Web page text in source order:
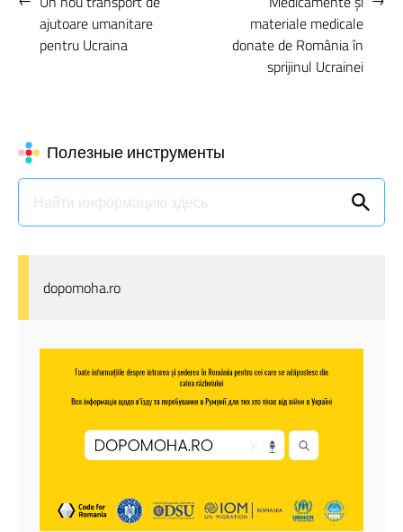
ajutoare umanitare
pentru Ucraina
materiale medicale
donate de România în
sprijinul Ucrainei
Полезные инструменты
dopomoha.ro